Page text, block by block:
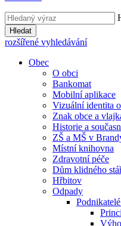
Hledat
rozšířené vyhledávání
Obec
O obci
Bankomat
Mobilní aplikace
Vizuální identita
Znak obce a
Historie a
ZŠ a MŠ v
Místní knihovna
Zdravotní péče
Dům klidného
Hřbitov
Odpady